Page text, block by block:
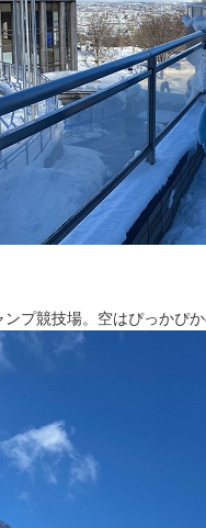
プ競技場。空はぴっかぴ